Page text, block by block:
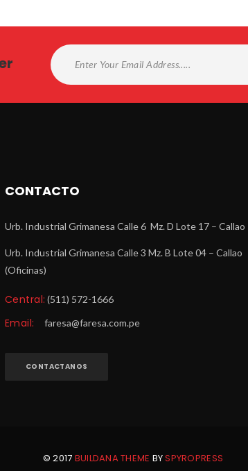
CONTACTO
Urb. Industrial Grimanesa Calle 6 Mz. D Lote 17 – Callao
Urb. Industrial Grimanesa Calle 3 Mz. B Lote 04 – Callao
(Oficinas)
Central: (511) 572-1666
Email: faresa@faresa.com.pe
CONTACTANOS
© 2017 BUILDANA THEME BY SPYROPRESS